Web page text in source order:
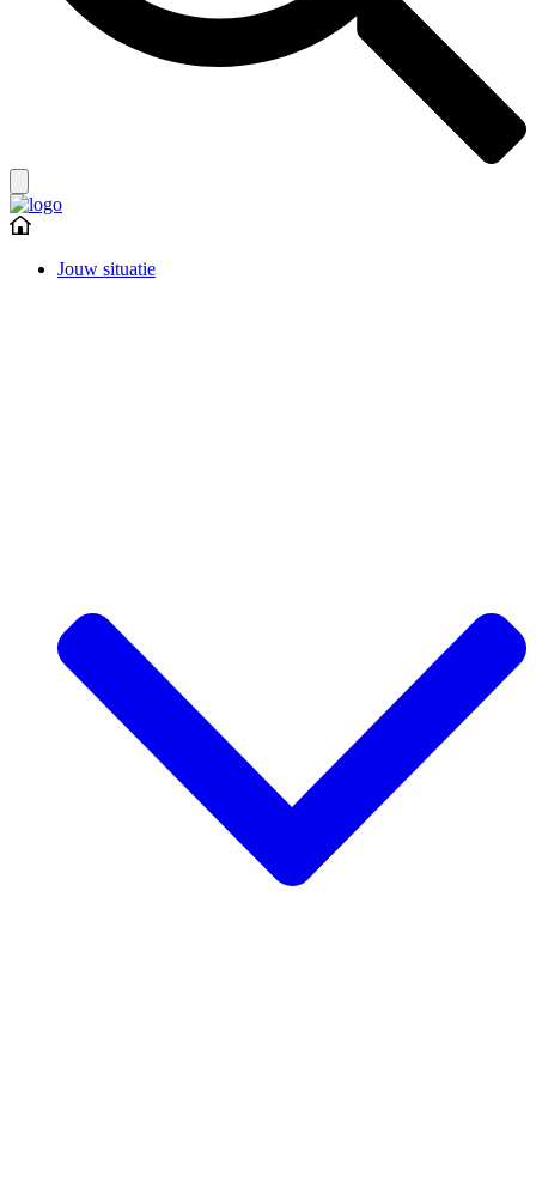
Jouw situatie